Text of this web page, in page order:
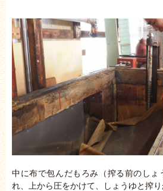
中に布で包んだもろみ（搾る前のしょ
れ、上から圧をかけて、しょうゆと搾り